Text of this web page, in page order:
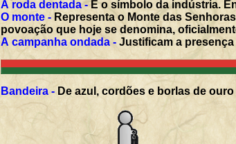
A roda dentada -É o símbolo da indústria.
O monte - Representa o Monte das
povoação que hoje se denomina,
A campanha ondada - Justificam a
Bandeira - De azul, cordões e borlas de